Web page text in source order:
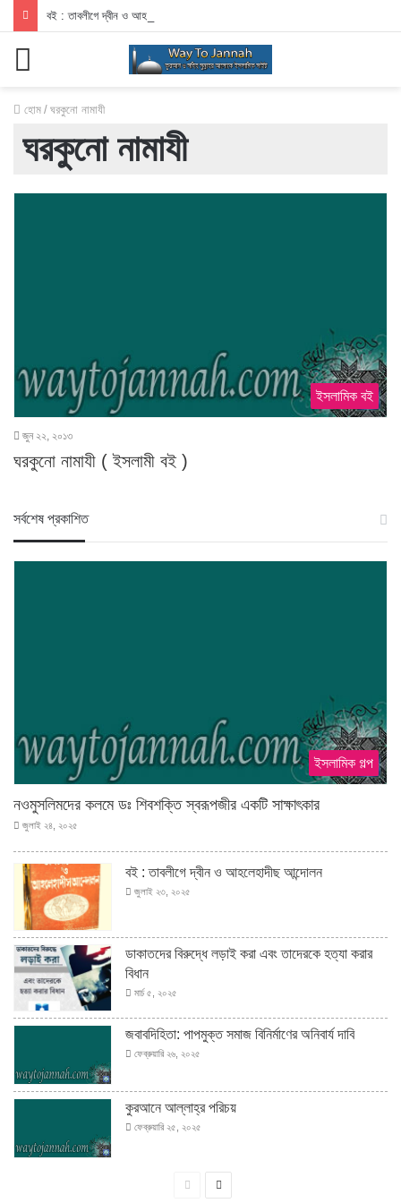
বই : তাবলীগে দ্বীন ও আহলেহাদীছ আন্দোলন
হোম / ঘরকুনো নামাযী
ঘরকুনো নামাযী
ইসলামিক বই
জুন ২২, ২০১৩
ঘরকুনো নামাযী ( ইসলামী বই )
স‍র্বশেষ প্রকাশিত
ইসলামিক গল্প
নওমুসলিমদের কলমে ডঃ শিবশক্তি স্বরূপজীর একটি সাক্ষাৎকার
জুলাই ২৪, ২০২৫
বই : তাবলীগে দ্বীন ও আহলেহাদীছ আন্দোলন
জুলাই ২৩, ২০২৫
ডাকাতদের বিরুদ্ধে লড়াই করা এবং তাদেরকে হত্যা করার
বিধান
মার্চ ৫, ২০২৫
জবাবদিহিতা: পাপমুক্ত সমাজ বিনির্মাণের অনিবার্য দাবি
ফেব্রুয়ারি ২৬, ২০২৫
কুরআনে আল্লাহ্‌র পরিচয়
ফেব্রুয়ারি ২৫, ২০২৫
পূর্বের পরবর্তী